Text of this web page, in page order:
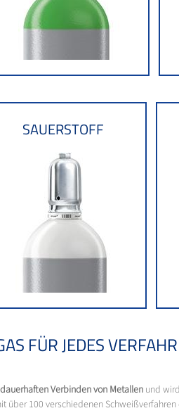
SAUERSTOFF
FÜR JEDES
Verbinden von Metallen und
über 100 verschiedenen